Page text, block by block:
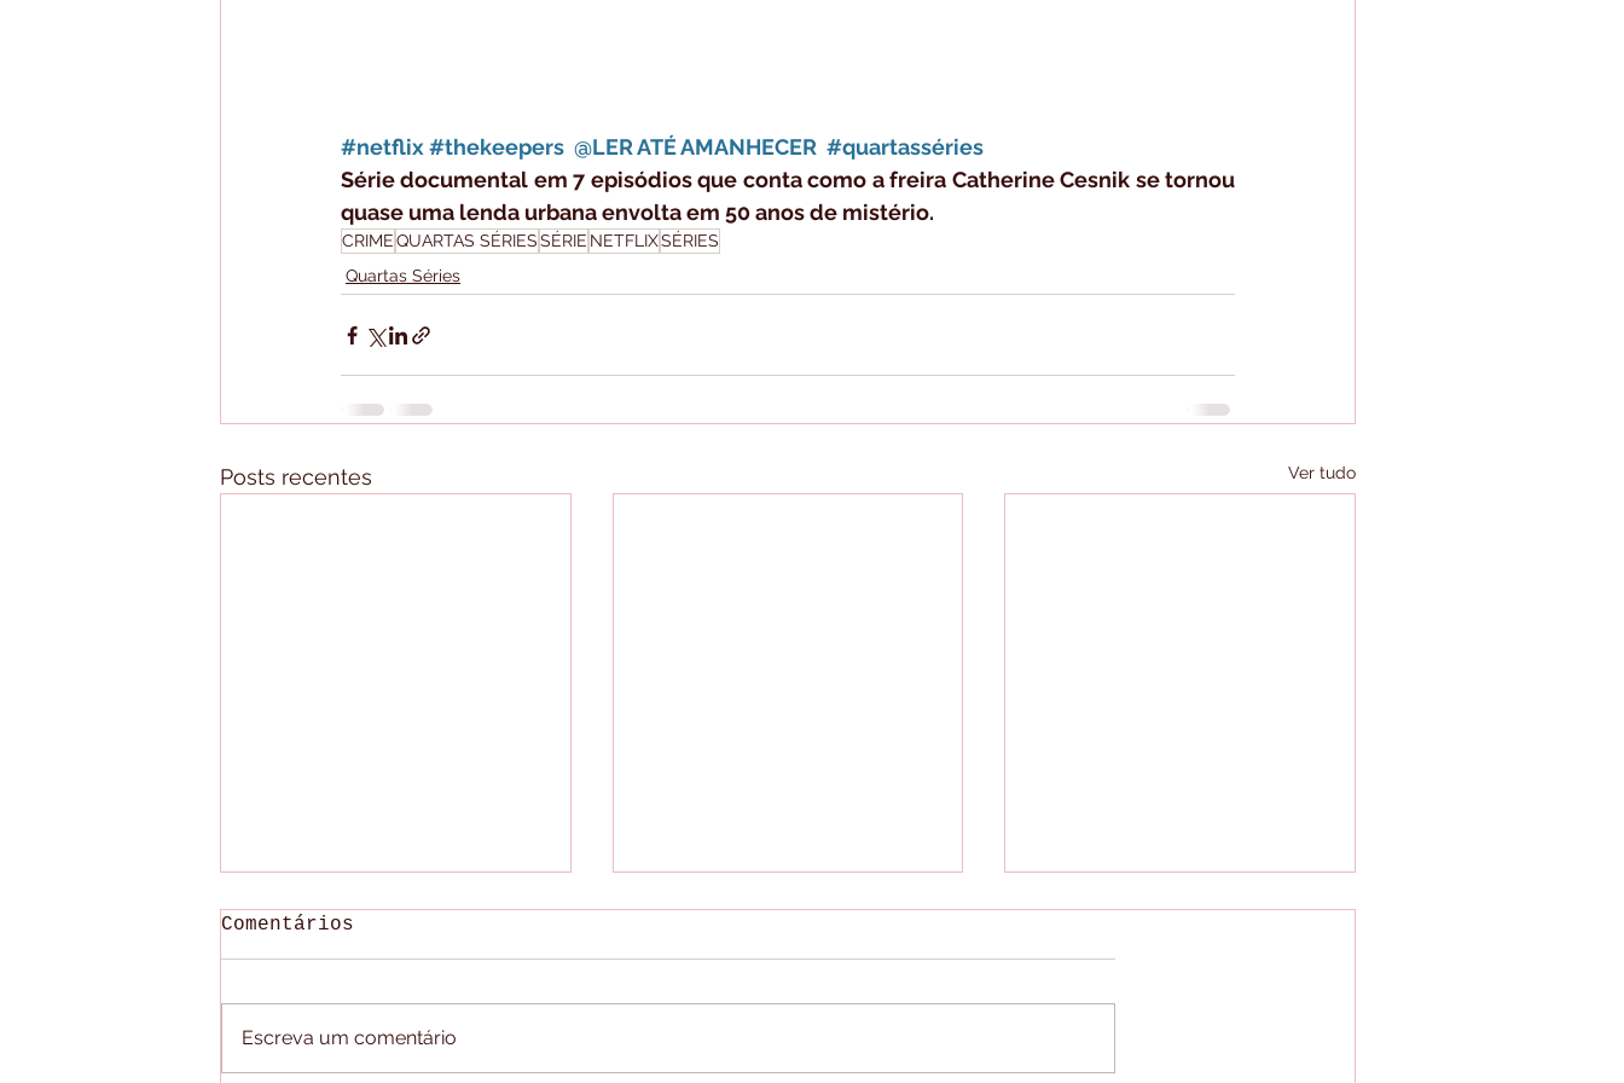
#netflix#thekeepers @LER ATÉ AMANHECER #quartasséries
Série documental em 7 episódios que conta como a freira Catherine Cesnik se tornou
quase uma lenda urbana envolta em 50 anos de mistério.
CRIMEQUARTAS SÉRIESSÉRIE NETFLIXSÉRIES
Quartas Séries
Posts recentes Ver tudo
Comentários
Escreva um comentário